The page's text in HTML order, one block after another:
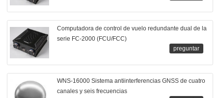
Computadora de control de vuelo redundante dual de la
serie FC-2000 (FCU/FCC)
preguntar
WNS-16000 Sistema antiinterferencias GNSS de cuatro
canales y seis frecuencias